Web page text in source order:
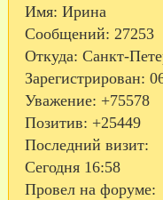
Имя: Ирина
Сообщений: 27253
Откуда: Санкт-
Зарегистрирован:
Уважение: +75578
Позитив: +25449
Последний визит:
Сегодня 16:58
Провел на форуме: